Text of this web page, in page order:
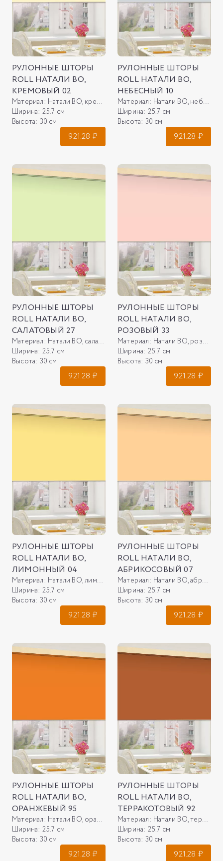
РУЛОННЫЕ ШТОРЫ
ROLL НАТАЛИ ВО,
КРЕМОВЫЙ 02
Материал: Натали ВО, кремовый 02
Ширина: 25.7 см
Высота: 30 см
921.28 ₽
РУЛОННЫЕ ШТОРЫ
ROLL НАТАЛИ ВО,
НЕБЕСНЫЙ 10
Материал: Натали ВО, небесный 10
Ширина: 25.7 см
Высота: 30 см
921.28 ₽
РУЛОННЫЕ ШТОРЫ
ROLL НАТАЛИ ВО,
САЛАТОВЫЙ 27
Материал: Натали ВО, салатовый 27
Ширина: 25.7 см
Высота: 30 см
921.28 ₽
РУЛОННЫЕ ШТОРЫ
ROLL НАТАЛИ ВО,
РОЗОВЫЙ 33
Материал: Натали ВО, розовый 33
Ширина: 25.7 см
Высота: 30 см
921.28 ₽
РУЛОННЫЕ ШТОРЫ
ROLL НАТАЛИ ВО,
ЛИМОННЫЙ 04
Материал: Натали ВО, лимонный 04
Ширина: 25.7 см
Высота: 30 см
921.28 ₽
РУЛОННЫЕ ШТОРЫ
ROLL НАТАЛИ ВО,
АБРИКОСОВЫЙ 07
Материал: Натали ВО, абрикосовый 07
Ширина: 25.7 см
Высота: 30 см
921.28 ₽
РУЛОННЫЕ ШТОРЫ
ROLL НАТАЛИ ВО,
ОРАНЖЕВЫЙ 95
Материал: Натали ВО, оранжевый 95
Ширина: 25.7 см
Высота: 30 см
921.28 ₽
РУЛОННЫЕ ШТОРЫ
ROLL НАТАЛИ ВО,
ТЕРРАКОТОВЫЙ 92
Материал: Натали ВО, терракотовый 92
Ширина: 25.7 см
Высота: 30 см
921.28 ₽